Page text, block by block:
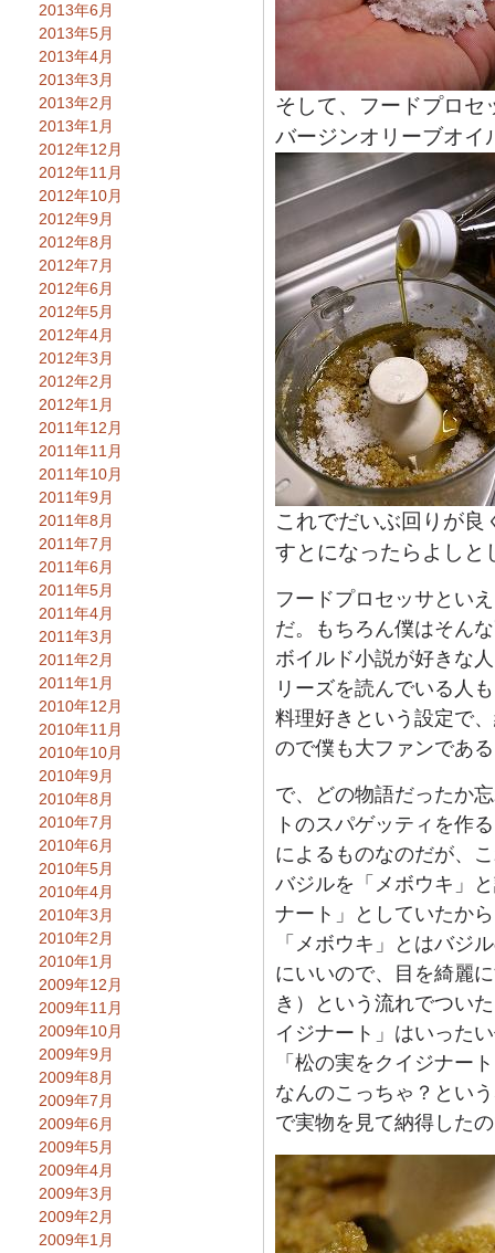
そして、フードプロセ
バージンオリーブオイ
これでだいぶ回りが
すとになったらよしと
フードプロセッサとい
だ。もちろん僕はそん
ボイルド小説が好きな
リーズを読んでいる人
料理好きという設定で
ので僕も大ファンであ
で、どの物語だったか
トのスパゲッティを作
によるものなのだが、
バジルを「メボウキ」
ナート」としていたか
「メボウキ」とはバジ
にいいので、目を綺麗
き）という流れでつい
イジナート」はいった
「松の実をクイジナー
なんのこっちゃ？とい
で実物を見て納得した
2013年6月
2013年5月
2013年4月
2013年3月
2013年2月
2013年1月
2012年12月
2012年11月
2012年10月
2012年9月
2012年8月
2012年7月
2012年6月
2012年5月
2012年4月
2012年3月
2012年2月
2012年1月
2011年12月
2011年11月
2011年10月
2011年9月
2011年8月
2011年7月
2011年6月
2011年5月
2011年4月
2011年3月
2011年2月
2011年1月
2010年12月
2010年11月
2010年10月
2010年9月
2010年8月
2010年7月
2010年6月
2010年5月
2010年4月
2010年3月
2010年2月
2010年1月
2009年12月
2009年11月
2009年10月
2009年9月
2009年8月
2009年7月
2009年6月
2009年5月
2009年4月
2009年3月
2009年2月
2009年1月